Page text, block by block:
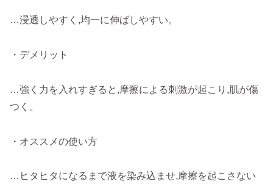
…浸透しやすく,均一に伸ばしやすい。
・デメリット
…強く力を入れすぎると,摩擦による刺激が起こり,肌が傷
つく。
・オススメの使い方
…ヒタヒタになるまで液を染み込ませ,摩擦を起こさない